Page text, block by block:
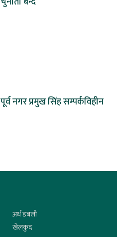
पूर्व नगर प्रमुख सिंह सम्पर्कविहीन
अर्थ डबली
खेलकुद